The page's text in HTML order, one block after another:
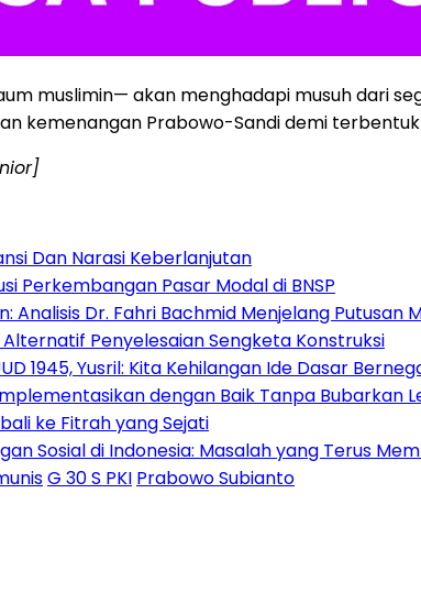
muslimin— akan menghadapi musuh dari
kemenangan Prabowo-Sandi demi
Dan Narasi Keberlanjutan
Perkembangan Pasar Modal di BNSP
Analisis Dr. Fahri Bachmid Menjelang Putusan
Penyelesaian Sengketa Konstruksi
1945, Yusril: Kita Kehilangan Ide Dasar
dengan Baik Tanpa Bubarkan
ke Fitrah yang Sejati
Sosial di Indonesia: Masalah yang Terus
G 30 S PKI Prabowo Subianto